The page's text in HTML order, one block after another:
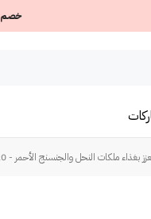
خصم 20٪ على طلبك الأول باستخدام كود NEW20
ملكات النحل والجنسنج الأحمر - 20 كيس مسحوق